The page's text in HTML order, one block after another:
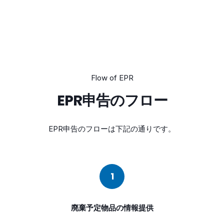
Flow of EPR
EPR申告のフロー
EPR申告のフローは下記の通りです。
1
廃棄予定物品の情報提供